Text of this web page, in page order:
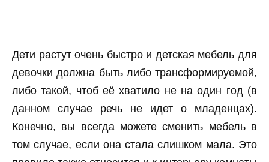
Дети растут очень быстро и детская мебель для
девочки должна быть либо трансформируемой,
либо такой, чтоб её хватило не на один год (в
данном случае речь не идет о младенцах).
Конечно, вы всегда можете сменить мебель в
том случае, если она стала слишком мала. Это